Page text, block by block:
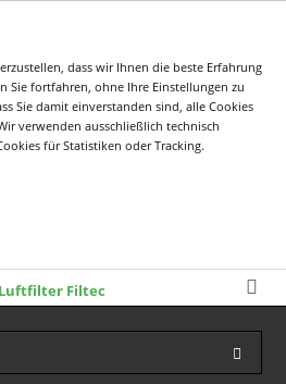
dass wir Ihnen die beste Erfahrung
Sie fortfahren, ohne Ihre Einstellungen zu
Sie damit einverstanden sind, alle Cookies
verwenden ausschließlich technisch
für Statistiken oder Tracking.